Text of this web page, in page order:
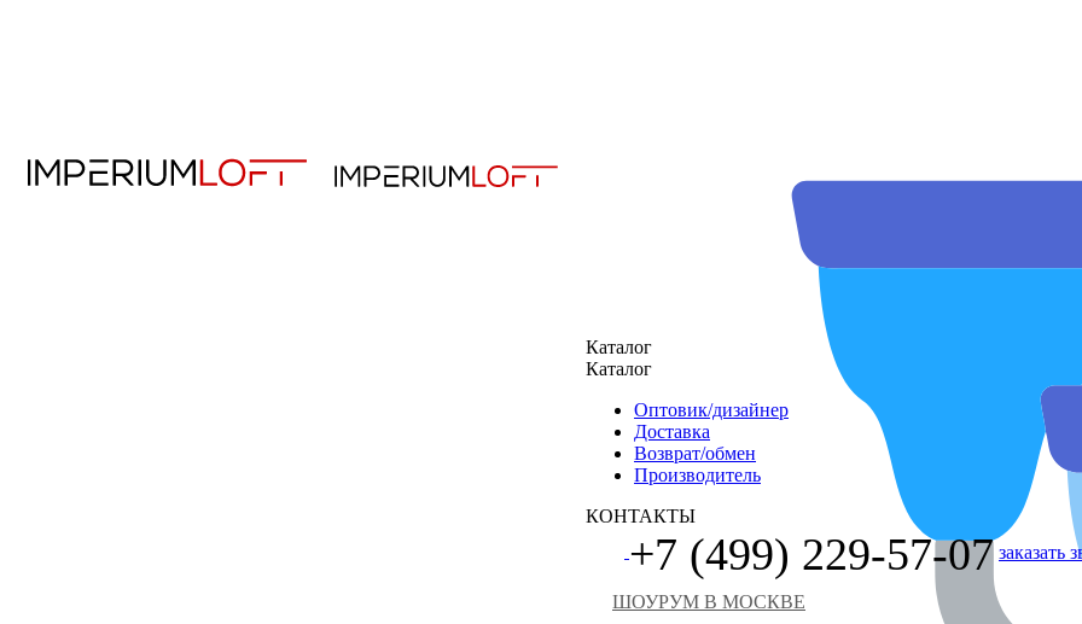
Каталог
Каталог
Оптовик/дизайнер
Доставка
Возврат/обмен
Производитель
КОНТАКТЫ
+7 (499) 229-57-07 заказать
ШОУРУМ В МОСКВЕ